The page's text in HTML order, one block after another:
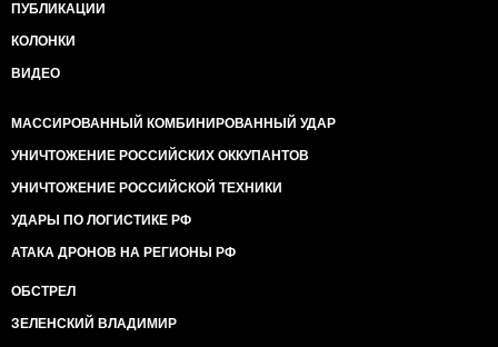
ПУБЛИКАЦИИ
КОЛОНКИ
ВИДЕО
МАССИРОВАННЫЙ КОМБИНИРОВАННЫЙ УДАР
УНИЧТОЖЕНИЕ РОССИЙСКИХ ОККУПАНТОВ
УНИЧТОЖЕНИЕ РОССИЙСКОЙ ТЕХНИКИ
УДАРЫ ПО ЛОГИСТИКЕ РФ
АТАКА ДРОНОВ НА РЕГИОНЫ РФ
ОБСТРЕЛ
ЗЕЛЕНСКИЙ ВЛАДИМИР